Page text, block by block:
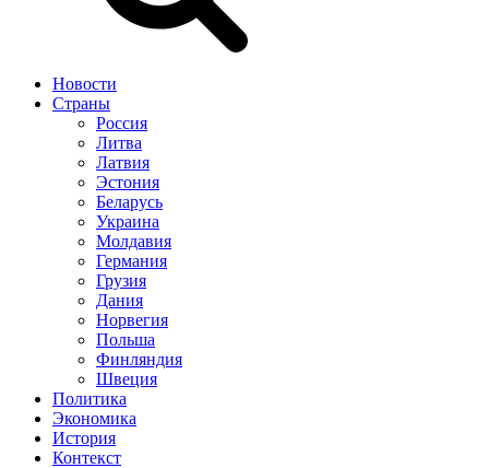
Новости
Страны
Россия
Литва
Латвия
Эстония
Беларусь
Украина
Молдавия
Германия
Грузия
Дания
Норвегия
Польша
Финляндия
Швеция
Политика
Экономика
История
Контекст